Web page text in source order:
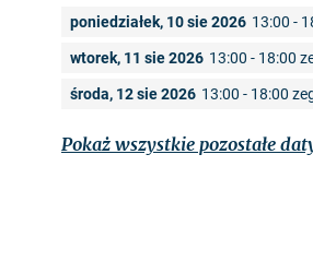
poniedziałek, 10 sie 2026 13:00 -
wtorek, 11 sie 2026 13:00 - 18:00
środa, 12 sie 2026 13:00 - 18:00
Pokaż wszystkie pozostałe